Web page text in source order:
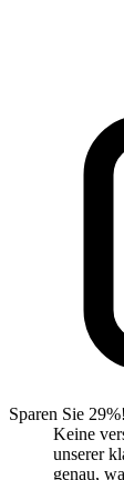
Sparen Sie 29%!
Keine
unserer
genau,